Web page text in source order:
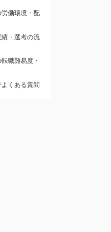
働環境・配
・選考の流
職難易度・
くある質問